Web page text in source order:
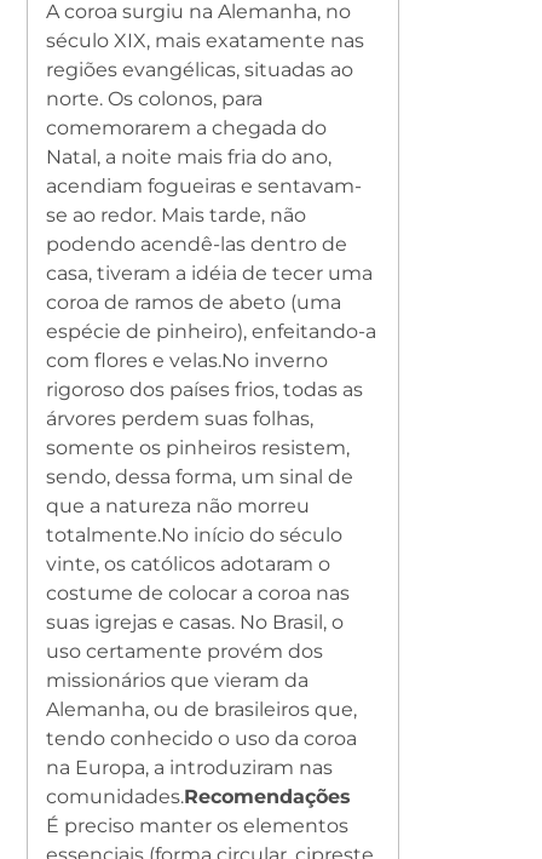
A coroa surgiu na Alemanha, no
século XIX, mais exatamente nas
regiões evangélicas, situadas ao
norte. Os colonos, para
comemorarem a chegada do
Natal, a noite mais fria do ano,
acendiam fogueiras e sentavam-
se ao redor. Mais tarde, não
podendo acendê-las dentro de
casa, tiveram a idéia de tecer uma
coroa de ramos de abeto (uma
espécie de pinheiro), enfeitando-a
com flores e velas.No inverno
rigoroso dos países frios, todas as
árvores perdem suas folhas,
somente os pinheiros resistem,
sendo, dessa forma, um sinal de
que a natureza não morreu
totalmente.No início do século
vinte, os católicos adotaram o
costume de colocar a coroa nas
suas igrejas e casas. No Brasil, o
uso certamente provém dos
missionários que vieram da
Alemanha, ou de brasileiros que,
tendo conhecido o uso da coroa
na Europa, a introduziram nas
comunidades.Recomendações
É preciso manter os elementos